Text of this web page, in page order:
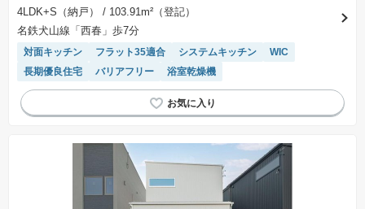
4LDK+S（納戸）
/ 103.91m²（登記）
名鉄犬山線「西春」歩7分
対面キッチン フラット35適合 システムキッチン
WIC
長期優良住宅
バリアフリー 浴室乾燥機